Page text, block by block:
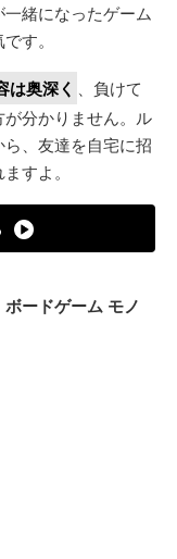
緒になったゲーム
す。
は奥深く 、負けて
分かりません。ル
、友達を自宅に招
すよ。
ードゲーム モノ